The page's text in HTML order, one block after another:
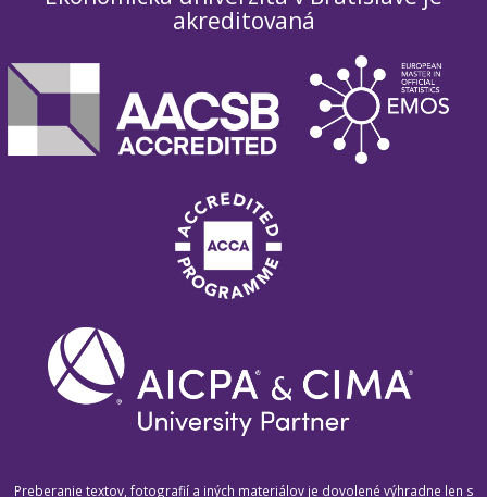
akreditovaná
Preberanie textov, fotografií a iných materiálov je dovolené výhradne len s